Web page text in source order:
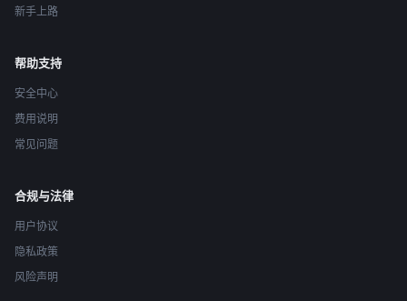
新手上路
帮助支持
安全中心
费用说明
常见问题
合规与法律
用户协议
隐私政策
风险声明